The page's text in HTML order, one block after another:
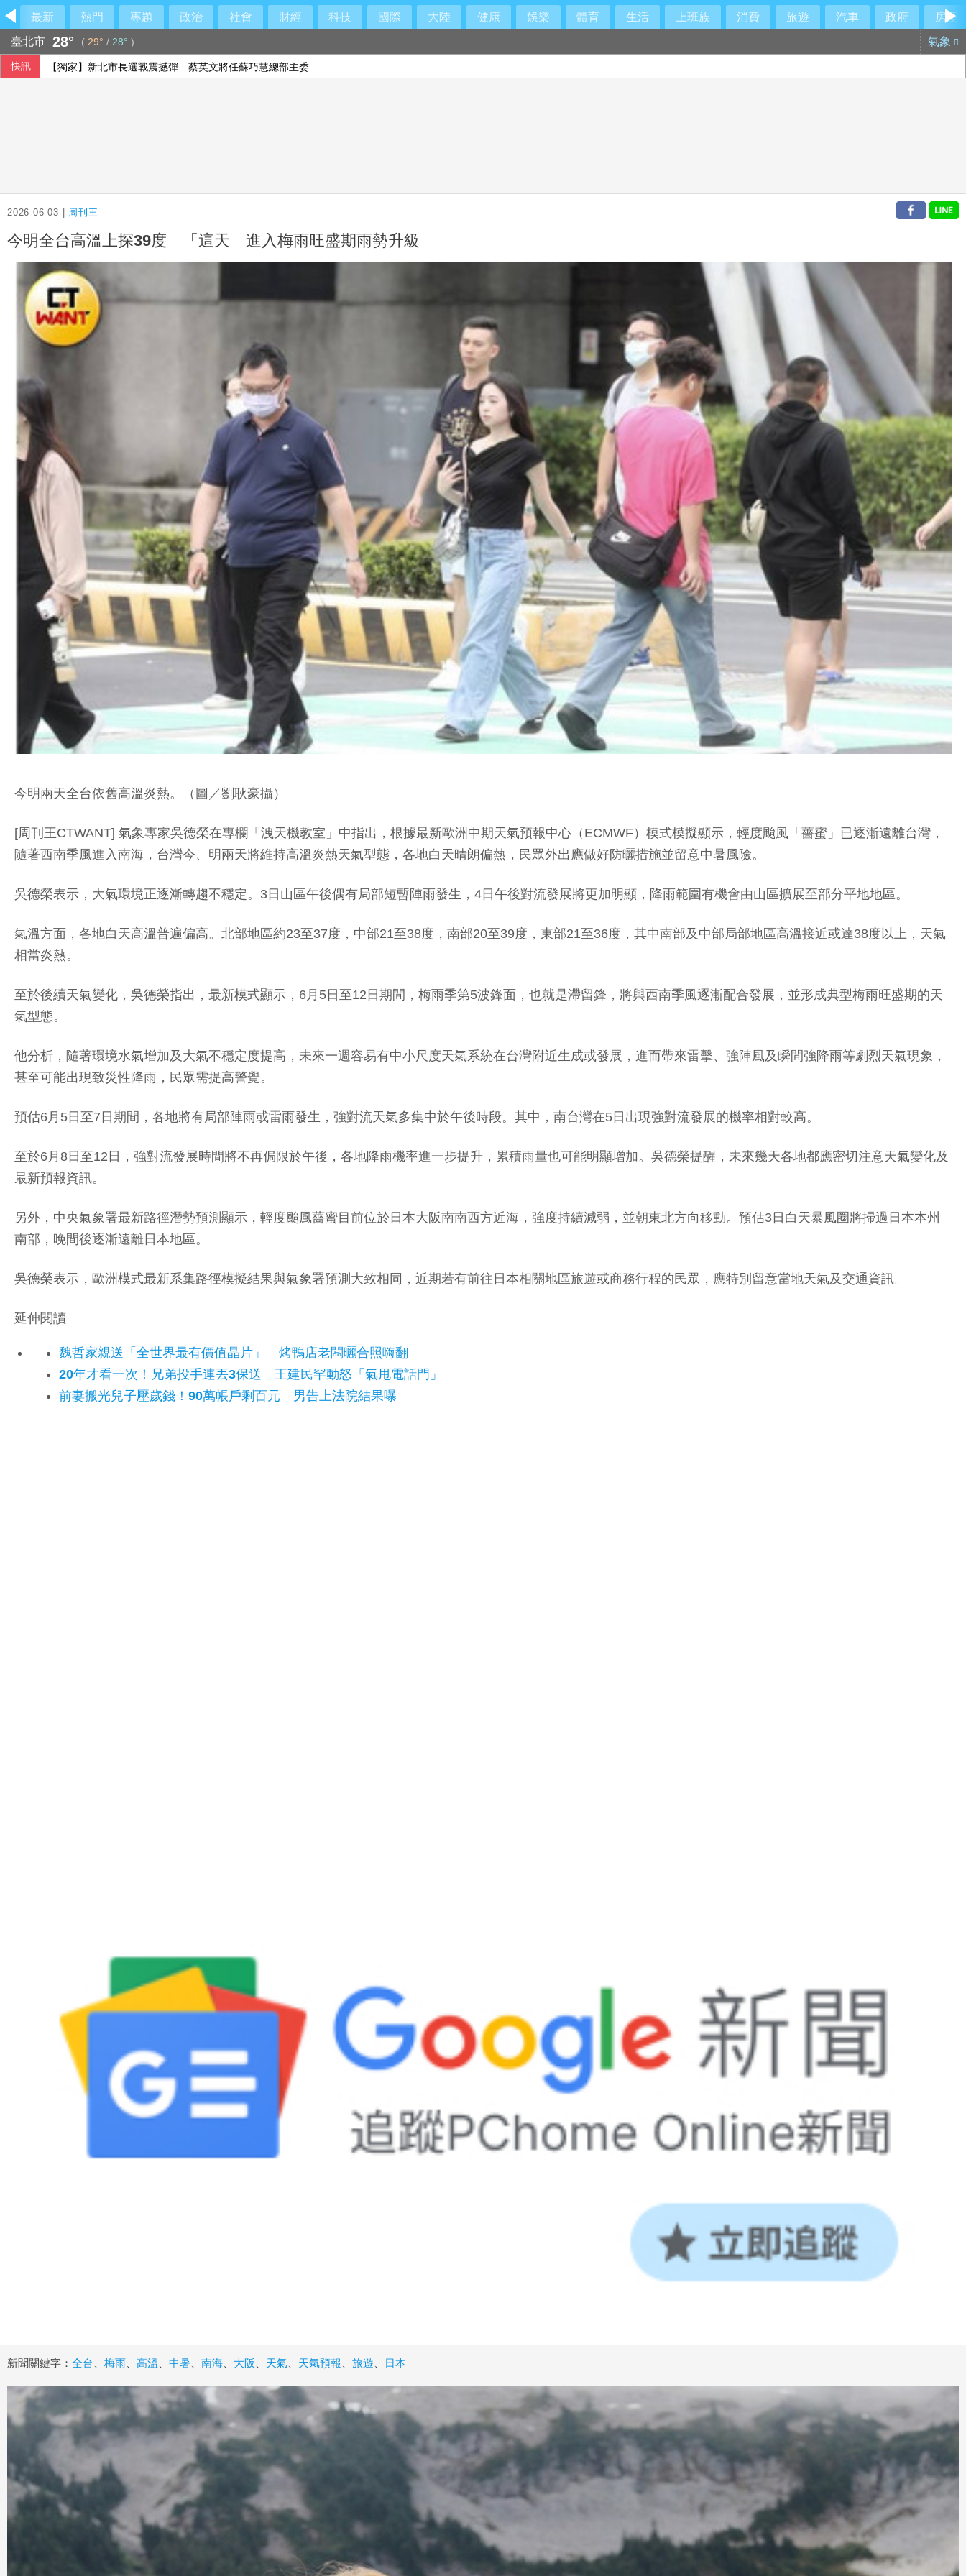
最新 熱門 專題 政治 社會 財經 科技 國際 大陸 健康 娛樂 體育 生活 上班族 消費 旅遊 汽車 政府
房產
臺北市 28° ( 29° / 28° ) 氣象
快訊 【獨家】新北市長選戰震撼彈 蔡英文將任蘇巧慧總部主委
2026-06-03 | 周刊王
今明全台高溫上探39度 「這天」進入梅雨旺盛期雨勢升級
今明兩天全台依舊高溫炎熱。（圖／劉耿豪攝）
[周刊王CTWANT] 氣象專家吳德榮在專欄「洩天機教室」中指出，根據最新歐洲中期天氣預報中心（ECMWF）模式模擬顯示，輕度颱風「薔蜜」已逐漸遠離台灣，
隨著西南季風進入南海，台灣今、明兩天將維持高溫炎熱天氣型態，各地白天晴朗偏熱，民眾外出應做好防曬措施並留意中暑風險。
吳德榮表示，大氣環境正逐漸轉趨不穩定。3日山區午後偶有局部短暫陣雨發生，4日午後對流發展將更加明顯，降雨範圍有機會由山區擴展至部分平地地區。
氣溫方面，各地白天高溫普遍偏高。北部地區約23至37度，中部21至38度，南部20至39度，東部21至36度，其中南部及中部局部地區高溫接近或達38度以上，天氣
相當炎熱。
至於後續天氣變化，吳德榮指出，最新模式顯示，6月5日至12日期間，梅雨季第5波鋒面，也就是滯留鋒，將與西南季風逐漸配合發展，並形成典型梅雨旺盛期的天
氣型態。
他分析，隨著環境水氣增加及大氣不穩定度提高，未來一週容易有中小尺度天氣系統在台灣附近生成或發展，進而帶來雷擊、強陣風及瞬間強降雨等劇烈天氣現象，
甚至可能出現致災性降雨，民眾需提高警覺。
預估6月5日至7日期間，各地將有局部陣雨或雷雨發生，強對流天氣多集中於午後時段。其中，南台灣在5日出現強對流發展的機率相對較高。
至於6月8日至12日，強對流發展時間將不再侷限於午後，各地降雨機率進一步提升，累積雨量也可能明顯增加。吳德榮提醒，未來幾天各地都應密切注意天氣變化及
最新預報資訊。
另外，中央氣象署最新路徑潛勢預測顯示，輕度颱風薔蜜目前位於日本大阪南南西方近海，強度持續減弱，並朝東北方向移動。預估3日白天暴風圈將掃過日本本州
南部，晚間後逐漸遠離日本地區。
吳德榮表示，歐洲模式最新系集路徑模擬結果與氣象署預測大致相同，近期若有前往日本相關地區旅遊或商務行程的民眾，應特別留意當地天氣及交通資訊。
延伸閱讀
魏哲家親送「全世界最有價值晶片」 烤鴨店老闆曬合照嗨翻
20年才看一次！兄弟投手連丟3保送 王建民罕動怒「氣甩電話門」
前妻搬光兒子壓歲錢！90萬帳戶剩百元 男告上法院結果曝
新聞關鍵字： 全台 梅雨 高溫 中暑 南海 大阪 天氣 天氣預報 旅遊 日本